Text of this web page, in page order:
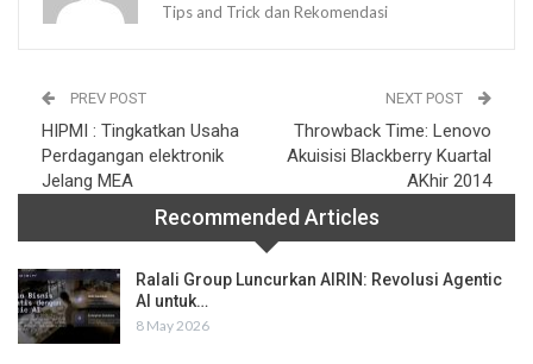
Tips and Trick dan Rekomendasi
PREV POST
HIPMI : Tingkatkan Usaha
Perdagangan elektronik
Jelang MEA
NEXT POST
Throwback Time: Lenovo
Akuisisi Blackberry Kuartal
AKhir 2014
Recommended Articles
Ralali Group Luncurkan AIRIN: Revolusi Agentic
AI untuk…
8 May 2026